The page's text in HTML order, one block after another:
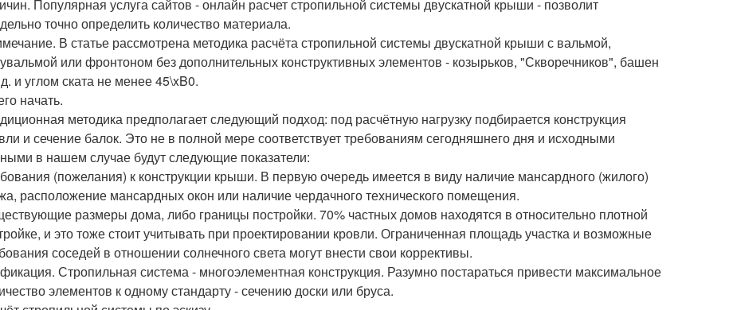
Популярная услуга сайтов - онлайн расчет стропильной системы двускатной крыши - позволит
точно определить количество материала.
В статье рассмотрена методика расчёта стропильной системы двускатной крыши с вальмой,
или фронтоном без дополнительных конструктивных элементов - козырьков, "Скворечников", башен
и углом ската не менее 45\xB0.
начать.
методика предполагает следующий подход: под расчётную нагрузку подбирается конструкция
и сечение балок. Это не в полной мере соответствует требованиям сегодняшнего дня и исходными
в нашем случае будут следующие показатели:
(пожелания) к конструкции крыши. В первую очередь имеется в виду наличие мансардного (жилого)
расположение мансардных окон или наличие чердачного технического помещения.
размеры дома, либо границы постройки. 70% частных домов находятся в относительно плотной
и это тоже стоит учитывать при проектировании кровли. Ограниченная площадь участка и возможные
соседей в отношении солнечного света могут внести свои коррективы.
Стропильная система - многоэлементная конструкция. Разумно постараться привести максимальное
элементов к одному стандарту - сечению доски или бруса.